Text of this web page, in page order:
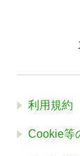
利用規約
Cookie等